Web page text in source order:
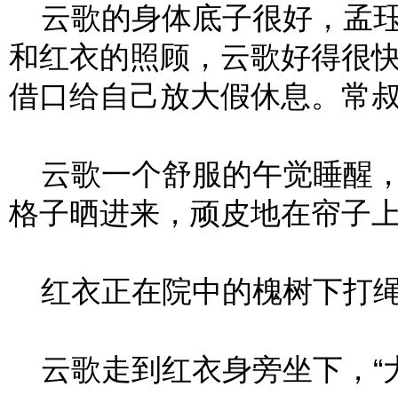
云歌的身体底子很好，孟
和红衣的照顾，云歌好得很
借口给自己放大假休息。常
云歌一个舒服的午觉睡醒
格子晒进来，顽皮地在帘子
红衣正在院中的槐树下打
云歌走到红衣身旁坐下，“